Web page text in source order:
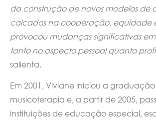
da construção de novos modelos de
calcados na cooperação, equidade
provocou mudanças significativas
tanto no aspecto pessoal quanto
salienta.
Em 2001, Viviane iniciou a
musicoterapia e, a partir de 2005,
instituições de educação especial,